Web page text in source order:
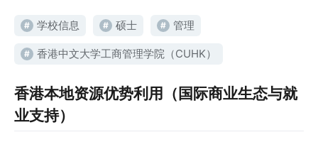
# 学校信息 # 硕士 # 管理
# 香港中文大学工商管理学院（CUHK）
香港本地资源优势利用（国际商业生态与就
业支持）